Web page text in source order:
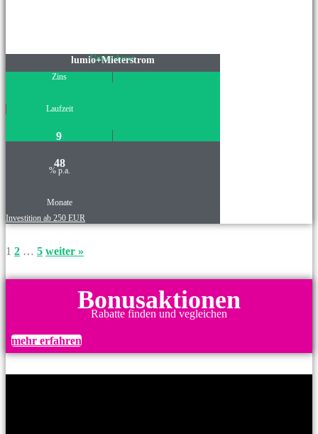
Unternehmen
lumio+Mieterstrom
Zins
Laufzeit
9
48
% p.a.
Monate
Investition ab 250 EUR
1 2 … 5 weiter »
Bonusaktionen
Rabatte finden und vegleichen
mehr erfahren